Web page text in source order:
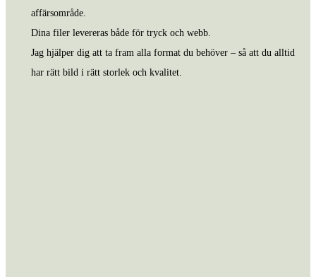
affärsområde.
Dina filer levereras både för tryck och webb.
Jag hjälper dig att ta fram alla format du behöver – så att du alltid
har rätt bild i rätt storlek och kvalitet.